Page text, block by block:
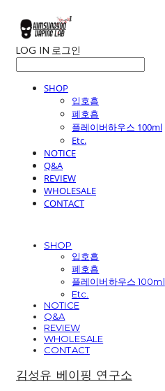
LOG IN 로그인
SHOP
입호흡
폐호흡
플레이버하우스 100ml
Etc.
NOTICE
Q&A
REVIEW
WHOLESALE
CONTACT
SHOP
입호흡
폐호흡
플레이버하우스 100ml
Etc.
NOTICE
Q&A
REVIEW
WHOLESALE
CONTACT
김성유 베이핑 연구소